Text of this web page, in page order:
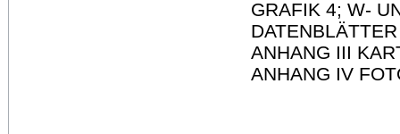
GRAFIK 4; W-
ANHANG III
ANHANG IV